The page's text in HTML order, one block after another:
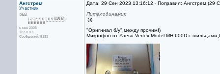
Ангстрем
Участник
с сен 2005
127.0.0.1
Сообщений: 9133
Дата: 29 Сен 2023 13:16:12 · Поправил: Ангстрем (29
Питалодинамик
:)))
"Оригинал б/у" между прочим!)
Микрофон от Yaesu Vertex Model MH 600D c шильдами